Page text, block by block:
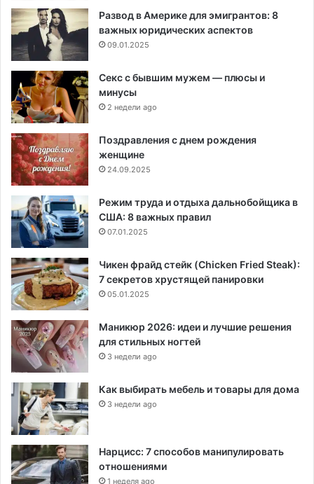
Развод в Америке для эмигрантов: 8
важных юридических аспектов
09.01.2025
Секс с бывшим мужем — плюсы и
минусы
2 недели ago
Поздравления с днем рождения
женщине
24.09.2025
Режим труда и отдыха дальнобойщика в
США: 8 важных правил
07.01.2025
Чикен фрайд стейк (Chicken Fried Steak):
7 секретов хрустящей панировки
05.01.2025
Маникюр 2026: идеи и лучшие решения
для стильных ногтей
3 недели ago
Как выбирать мебель и товары для дома
3 недели ago
Нарцисс: 7 способов манипулировать
отношениями
1 неделя ago